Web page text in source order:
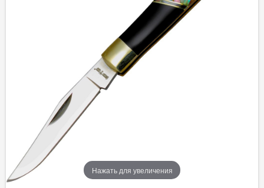
Нажать для увеличения